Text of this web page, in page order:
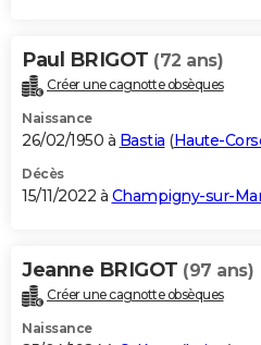
Paul BRIGOT (72 ans)
Créer une cagnotte obsèques
Naissance
26/02/1950 à Bastia (Haute-
Décès
15/11/2022 à Champigny-sur-
Jeanne BRIGOT (97 ans)
Créer une cagnotte obsèques
Naissance